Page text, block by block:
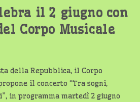
il 2 giugno con
Corpo Musicale
della Repubblica, il Corpo
il concerto “Tra sogni,
in programma martedì 2 giugno